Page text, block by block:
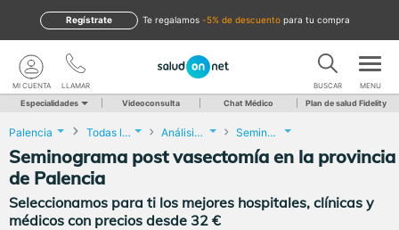
te regalamos -5% de descuento para tu compra
Regístrate
LLAMAR
MI CUENTA BUSCAR MENU
Especialidades Videoconsulta Chat Médico Plan de salud Fidelity
Palencia Todas las localidades Análisis Clínicos Seminograma post vasectomía
Seminograma post vasectomía en la provincia
de Palencia
Seleccionamos para ti los mejores hospitales, clínicas y
médicos con precios desde 32 €